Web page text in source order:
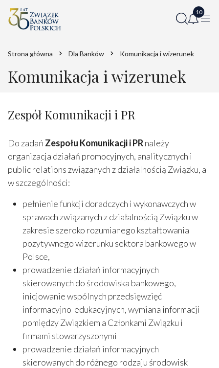
Strona główna Dla Banków Komunikacja i wizerunek
Komunikacja i wizerunek
Zespół Komunikacji i PR
Do zadań Zespołu Komunikacji i PRnależy
organizacja działań promocyjnych, analitycznych i
public relations związanych z działalnością Związku, a
w szczególności:
pełnienie funkcji doradczych i wykonawczych w
sprawach związanych z działalnością Związku w
zakresie szeroko rozumianego kształtowania
pozytywnego wizerunku sektora bankowego w
Polsce,
prowadzenie działań informacyjnych
skierowanych do środowiska bankowego,
inicjowanie wspólnych przedsięwzięć
informacyjno-edukacyjnych, wymiana informacji
pomiędzy Związkiem a Członkami Związku i
firmami stowarzyszonymi
prowadzenie działań informacyjnych
skierowanych do różnego rodzaju środowisk